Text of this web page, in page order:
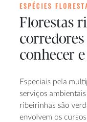
ESPÉCIES
Florestas
conhecer
Especiais pela
serviços
ribeirinhas são
envolvem os